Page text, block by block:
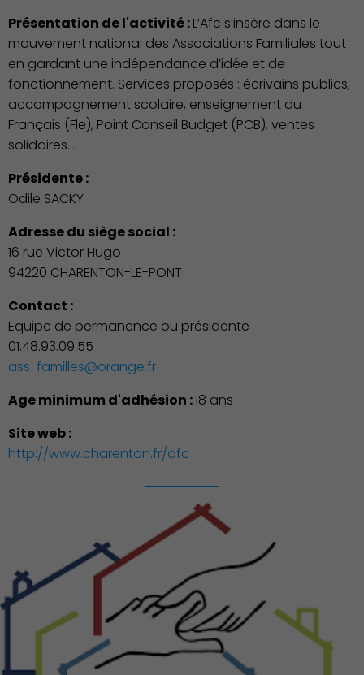
Économie Commerce
Emploi
Présentation de l'activité :L’Afc s’insère dans le
mouvement national des Associations Familiales tout
en gardant une indépendance d’idée et de
fonctionnement. Services proposés : écrivains publics,
accompagnement scolaire, enseignement du
Français (Fle), Point Conseil Budget (PCB), ventes
solidaires…
Présidente :
Odile SACKY
Adresse du siège social :
16 rue Victor Hugo
94220 CHARENTON-LE-PONT
Contact :
Equipe de permanence ou présidente
01.48.93.09.55
ass-familles@orange.fr
Age minimum d'adhésion :18 ans
Site web :
http://www.charenton.fr/afc